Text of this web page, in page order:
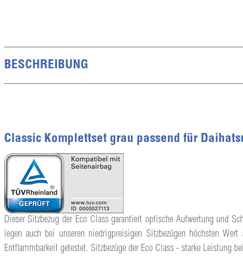
BESCHREIBUNG
Classic Komplettset grau passend für
Dieser Sitzbezug der Eco Class garantiert optische Aufwertung und
legen auch bei unseren niedrigpreisigen Sitzbezügen höchsten
Entflammbarkeit getestet. Sitzbezüge der Eco Class - starke Leistung